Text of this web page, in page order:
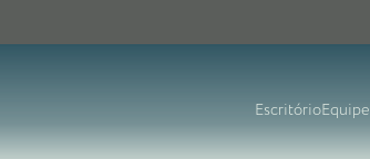
EscritórioEquipe